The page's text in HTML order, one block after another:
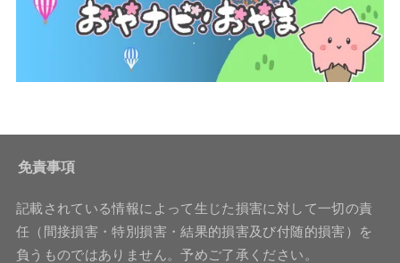
免責事項
記載されている情報によって生じた損害に対して一切の責
任（間接損害・特別損害・結果的損害及び付随的損害）を
負うものではありません。予めご了承ください。